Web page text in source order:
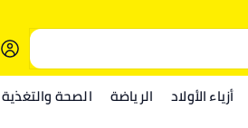
أزياء الأولاد الرياضة الصحة والتغذية